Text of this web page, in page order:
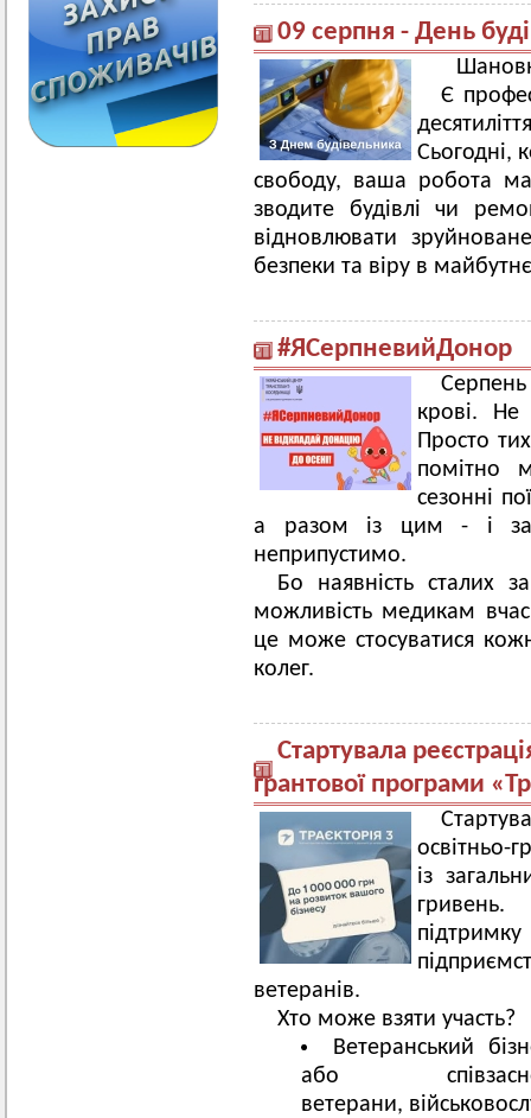
09 серпня - День
Є
Сьогодні,
свободу, ваша робота
зводите будівлі чи
відновлювати
безпеки та віру в
#ЯСерпневийДонор
крові.
Просто
помітно
сезонні
а разом із цим - і
неприпустимо.
Бо наявність сталих
можливість медикам
це може стосуватися
колег.
Стартувала
грантової програми
із
ветеранів.
Хто може взяти участь?
Ветеранський
або
ветерани,